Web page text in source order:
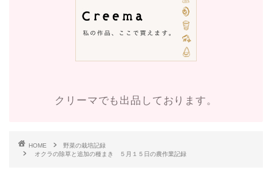
クリーマでも出品しております。
HOME
野菜の栽培記録
オクラの除草と追加の種まき ５月１５日の農作業記録